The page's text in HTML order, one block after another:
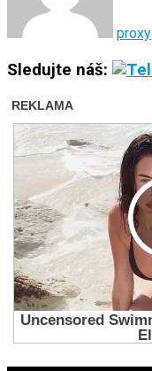
proxy
Sledujte náš: